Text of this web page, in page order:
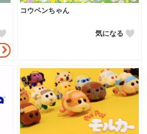
コウペンちゃん
気になる